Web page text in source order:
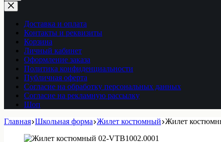
Ничего
не
найденоДоставка и оплата
Контакты и реквизиты
Корзина
Личный кабинет
Оформление заказа
Политика конфиденциальности
Публичная оферта
Согласие на обработку персональных данных
Согласие на рекламную рассылку
Шоп
Главная Школьная форма Жилет костюмный Жилет